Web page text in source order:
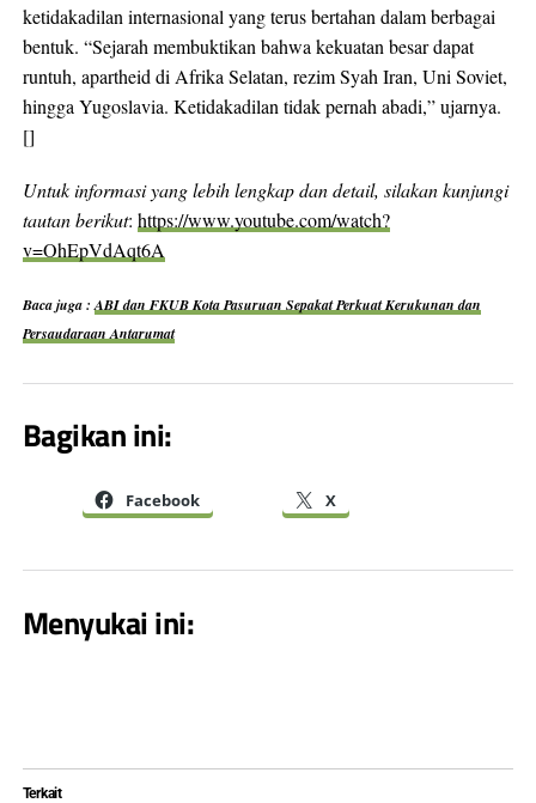
ketidakadilan internasional yang terus bertahan dalam berbagai
bentuk. “Sejarah membuktikan bahwa kekuatan besar dapat
runtuh, apartheid di Afrika Selatan, rezim Syah Iran, Uni Soviet,
hingga Yugoslavia. Ketidakadilan tidak pernah abadi,” ujarnya.
[]
Untuk informasi yang lebih lengkap dan detail, silakan kunjungi
tautan berikut: https://www.youtube.com/watch?
v=OhEpVdAqt6A
Baca juga :ABI dan FKUB Kota Pasuruan Sepakat Perkuat Kerukunan dan
Persaudaraan Antarumat
Bagikan ini:
Facebook X
Menyukai ini:
Terkait